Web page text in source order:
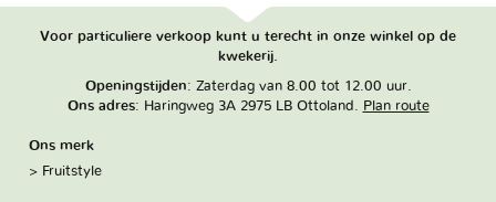
Voor particuliere verkoop kunt u terecht in onze winkel op de
kwekerij.
Openingstijden: Zaterdag van 8.00 tot 12.00 uur.
Ons adres: Haringweg 3A 2975 LB Ottoland. Plan route
Ons merk
Fruitstyle